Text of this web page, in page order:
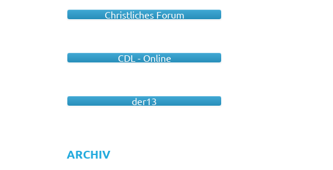
Christliches Forum
CDL - Online
der13
ARCHIV